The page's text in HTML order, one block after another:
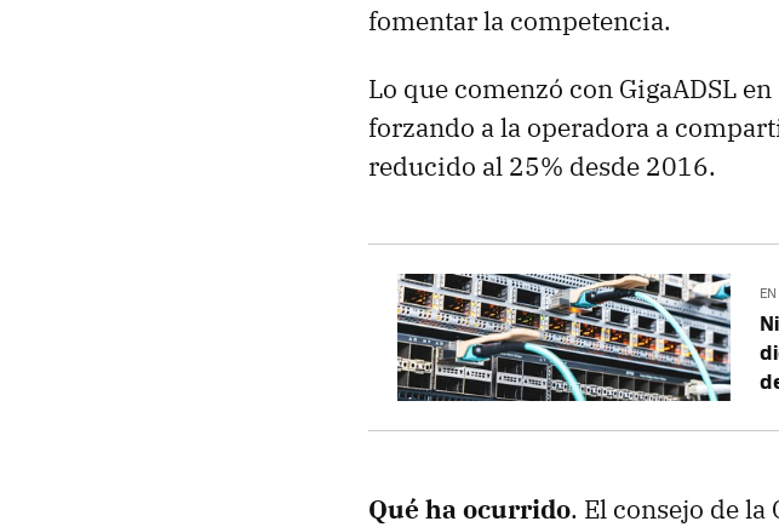
fomentar la competencia.
Lo que comenzó con GigaADSL
forzando a la operadora a
reducido al 25% desde 2016.
Qué ha ocurrido. El consejo de